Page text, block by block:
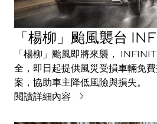
「楊柳」颱風襲台 INFINITI提供車輛
救援服務與維修優惠
「楊柳」颱風即將來襲，
全，即日起提供風災受損車輛免
案，協助車主降低風險與損失。
閱讀詳細內容